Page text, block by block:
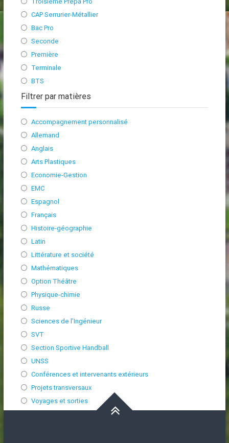
CAP Serrurier-Métallier
Bac Pro
Seconde
Première
Terminale
BTS
Filtrer par matières
Accompagnement personnalisé
Allemand
Anglais
Arts Plastiques
Economie-Gestion
EMC
Espagnol
Français
Histoire-géographie
Latin
Littérature et société
Mathématiques
Option Théâtre
Physique-chimie
Russe
Sciences de l’Ingénieur
SVT
Section Sportive Handball
UNSS
Conférences et intervenants extérieurs
Projets transversaux
Voyages et sorties